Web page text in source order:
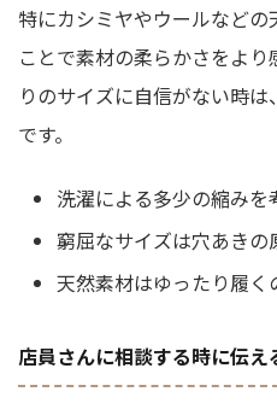
特にカシミヤやウールなど
ことで素材の柔らかさをよ
りのサイズに自信がない時
です。
洗濯による多少の縮みを
窮屈なサイズは穴あきの
天然素材はゆったり履く
店員さんに相談する時に伝